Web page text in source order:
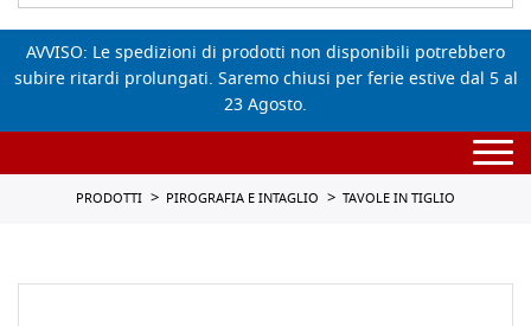
AVVISO: Le spedizioni di prodotti non disponibili potrebbero
subire ritardi prolungati. Saremo chiusi per ferie estive dal 5 al
23 Agosto.
PRODOTTI PIROGRAFIA E INTAGLIO TAVOLE IN TIGLIO